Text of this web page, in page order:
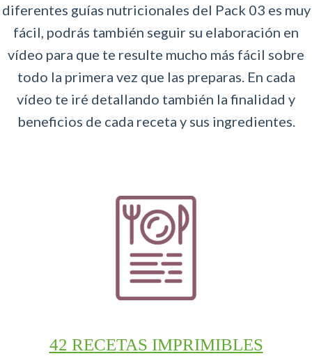
diferentes guías nutricionales del Pack 03 es muy
fácil, podrás también seguir su elaboración en
vídeo para que te resulte mucho más fácil sobre
todo la primera vez que las preparas. En cada
vídeo te iré detallando también la finalidad y
beneficios de cada receta y sus ingredientes.
42 RECETAS IMPRIMIBLES